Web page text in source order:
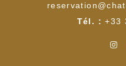
Tél. : +33